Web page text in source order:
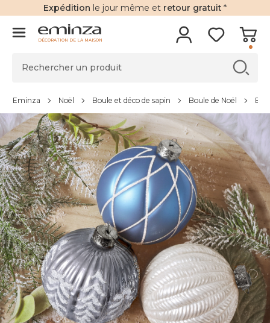
Expédition le jour même et retour gratuit *
DÉCORATION DE LA MAISON
Eminza Noël Boule et déco de sapin Boule de Noël